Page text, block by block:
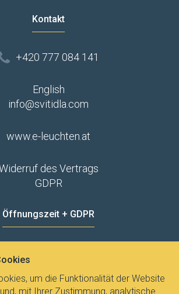
Kontakt
+420 777 084 141
English
info@svitidla.com
www.e-leuchten.at
des Vertrags
GDPR
Öffnungszeit + GDPR
um die Funktionalität der Website
mit Ihrer Zustimmung, analytische